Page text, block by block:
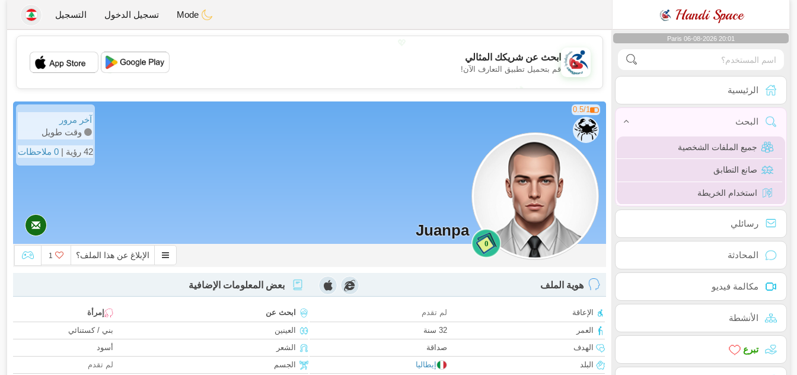
Handi Space تسجيل الدخول التسجيل
Paris 06-08-2026 20:01
الرئيسية
البحث
جميع الملفات الشخصية
صانع التطابق
استخدام الخريطة
رسائلي
المحادثة
مكالمة فيديو
الأنشطة
تبرع
💖
💕
ابحث عن شريكك المثالي
قم بتحميل تطبيق التعارف الآن!
0.5/1
0
Juanpa
آخر مرور
وقت طويل
42 رؤية |
0 ملاحظات
الإبلاغ عن هذا الملف؟ 1
هوية الملف
الإعاقة
لم تقدم
العمر
32 سنة
الهدف
صداقة
البلد
إيطاليا
بعض المعلومات الإضافية
ابحث عن
إمرأة
العينين
بني / كستنائي
الشعر
أسود
الجسم
لم تقدم